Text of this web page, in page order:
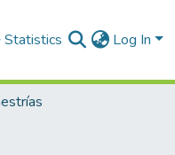
Statistics Log In